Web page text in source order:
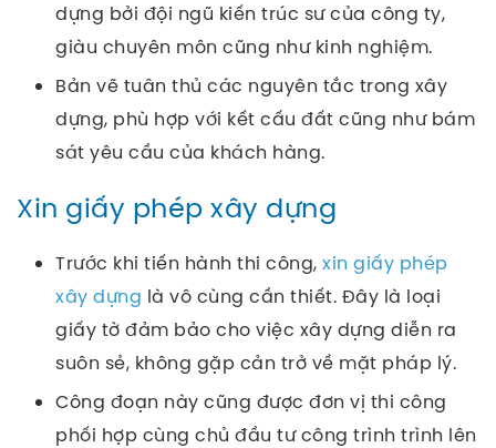
dựng bởi đội ngũ kiến trúc sư của công ty,
giàu chuyên môn cũng như kinh nghiệm.
Bản vẽ tuân thủ các nguyên tắc trong xây
dựng, phù hợp với kết cấu đất cũng như bám
sát yêu cầu của khách hàng.
Xin giấy phép xây dựng
Trước khi tiến hành thi công, xin giấy phép
xây dựng là vô cùng cần thiết. Đây là loại
giấy tờ đảm bảo cho việc xây dựng diễn ra
suôn sẻ, không gặp cản trở về mặt pháp lý.
Công đoạn này cũng được đơn vị thi công
phối hợp cùng chủ đầu tư công trình trình lên